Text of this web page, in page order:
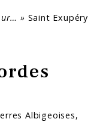
» Saint Exupéry
Albigeoises,